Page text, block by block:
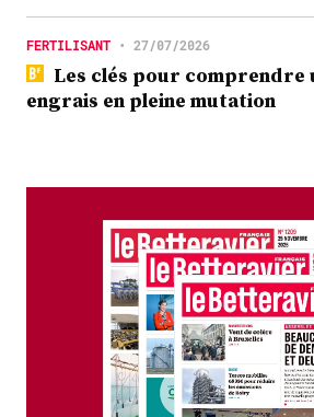
FERTILISANT • 27/07/2026
Les clés pour comprendre
engrais en pleine mutation